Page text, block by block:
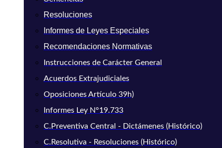
Resoluciones
Informes de Leyes Especiales
Recomendaciones Normativas
Instrucciones de Carácter General
Acuerdos Extrajudiciales
Oposiciones Artículo 39h)
Informes Ley N°19.733
C.Preventiva Central - Dictámenes (Histórico)
C.Resolutiva - Resoluciones (Histórico)